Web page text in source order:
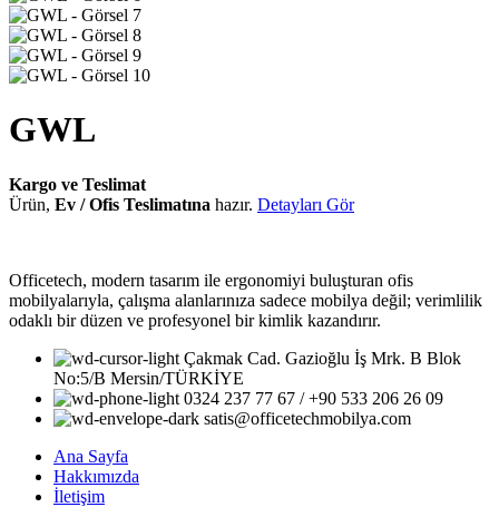
GWL
Kargo ve Teslimat
Ürün, Ev / Ofis Teslimatına hazır. Detayları Gör
Officetech, modern tasarım ile ergonomiyi buluşturan ofis
mobilyalarıyla, çalışma alanlarınıza sadece mobilya değil; verimlilik
odaklı bir düzen ve profesyonel bir kimlik kazandırır.
Çakmak Cad. Gazioğlu İş Mrk. B Blok
No:5/B Mersin/TÜRKİYE
0324 237 77 67 / +90 533 206 26 09
satis@officetechmobilya.com
Ana Sayfa
Hakkımızda
İletişim